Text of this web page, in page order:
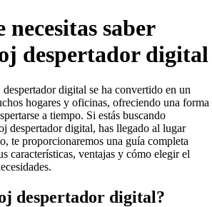
necesitas saber
despertador digital
digital se ha convertido en un
hogares y oficinas, ofreciendo una forma
a tiempo. Si estás buscando
despertador digital, has llegado al lugar
te proporcionaremos una guía completa
características, ventajas y cómo elegir el
despertador digital?